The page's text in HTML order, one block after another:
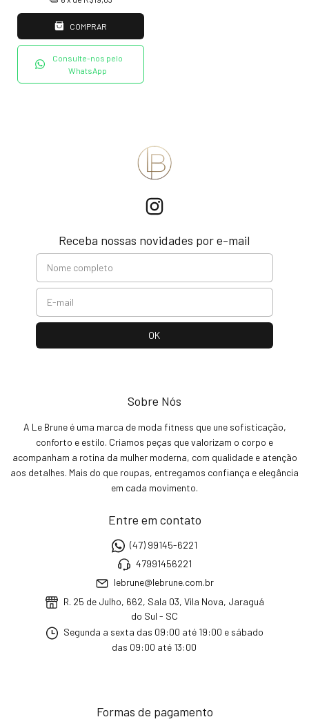
COMPRAR
Consulte-nos pelo
WhatsApp
Receba nossas novidades por e-mail
Sobre Nós
A Le Brune é uma marca de moda fitness que une sofisticação,
conforto e estilo. Criamos peças que valorizam o corpo e
acompanham a rotina da mulher moderna, com qualidade e atenção
aos detalhes. Mais do que roupas, entregamos confiança e elegância
em cada movimento.
Entre em contato
(47) 99145-6221
47991456221
lebrune@lebrune.com.br
R. 25 de Julho, 662, Sala 03, Vila Nova, Jaraguá
do Sul - SC
Segunda a sexta das 09:00 até 19:00 e sábado
das 09:00 até 13:00
Formas de pagamento